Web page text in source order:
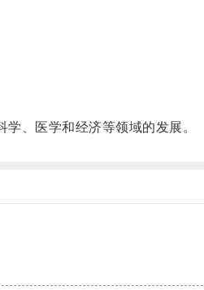
、医学和经济等领域的发展。